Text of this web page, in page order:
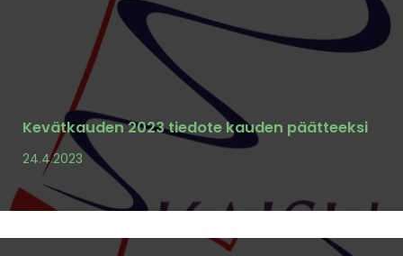
Kevätkauden 2023 tiedote kauden päätteeksi
24.4.2023